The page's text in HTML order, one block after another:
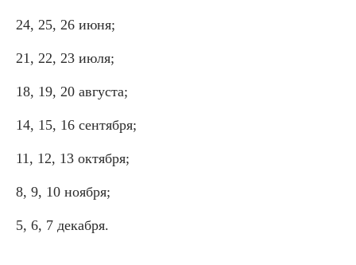
24, 25, 26 июня;
21, 22, 23 июля;
18, 19, 20 августа;
14, 15, 16 сентября;
11, 12, 13 октября;
8, 9, 10 ноября;
5, 6, 7 декабря.